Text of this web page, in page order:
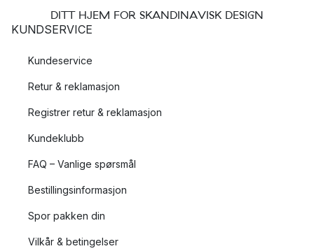
DITT HJEM FOR SKANDINAVISK DESIGN
KUNDSERVICE
Kundeservice
Retur & reklamasjon
Registrer retur & reklamasjon
Kundeklubb
FAQ – Vanlige spørsmål
Bestillingsinformasjon
Spor pakken din
Vilkår & betingelser